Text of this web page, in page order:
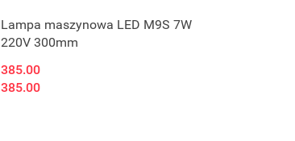
Lampa maszynowa LED M9S 7W
220V 300mm
385.00
385.00